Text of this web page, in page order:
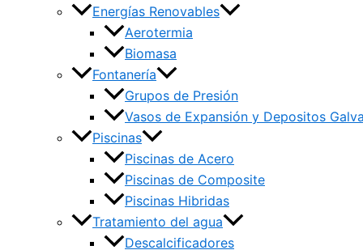
Energías Renovables
Aerotermia
Biomasa
Fontanería
Grupos de Presión
Vasos de Expansión y Depositos
Piscinas
Piscinas de Acero
Piscinas de Composite
Piscinas Hibridas
Tratamiento del agua
Descalcificadores